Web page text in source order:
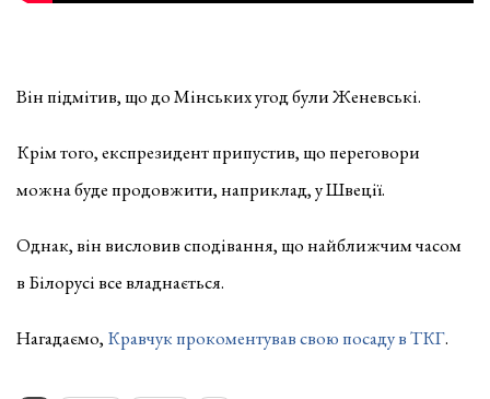
Він підмітив, що до Мінських угод були Женевські.
Крім того, експрезидент припустив, що переговори
можна буде продовжити, наприклад, у Швеції.
Однак, він висловив сподівання, що найближчим часом
в Білорусі все владнається.
Нагадаємо, Кравчук прокоментував свою посаду в ТКГ.